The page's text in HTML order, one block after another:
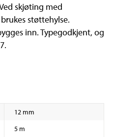
skjøting med
støttehylse.
inn. Typegodkjent, og
12 mm
5 m